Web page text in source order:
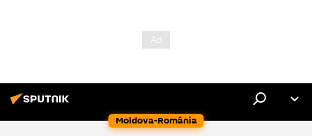
Moldova-România